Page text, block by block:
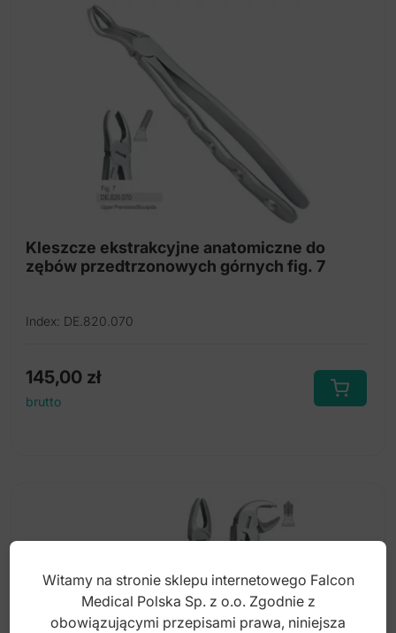
Kleszcze ekstrakcyjne anatomiczne do
zębów przedtrzonowych górnych fig. 7
Index: DE.820.070
145,00 zł
brutto
Witamy na stronie sklepu internetowego Falcon
Medical Polska Sp. z o.o. Zgodnie z
obowiązującymi przepisami prawa, niniejsza